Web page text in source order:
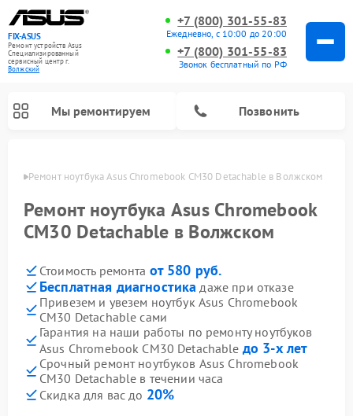
FIX-ASUS
Ремонт устройств Asus
Специализированный
cервисный центр г.
Волжский
+7 (800) 301-55-83
Ежедневно, с 10:00 до 20:00
+7 (800) 301-55-83
Звонок бесплатный по РФ
Мы ремонтируем Позвонить
Ремонт ноутбука Asus Chromebook CM30 Detachable в Волжском
Ремонт ноутбука Asus Chromebook
CM30 Detachable в Волжском
Стоимость ремонта от 580 руб.
Бесплатная диагностика даже при отказе
Привезем и увезем ноутбук Asus Chromebook
CM30 Detachable сами
Гарантия на наши работы по ремонту ноутбуков
Asus Chromebook CM30 Detachable до 3-х лет
Срочный ремонт ноутбуков Asus Chromebook
CM30 Detachable в течении часа
Скидка для вас до 20%